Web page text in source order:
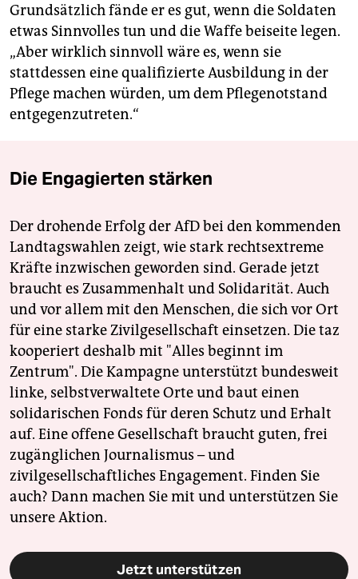
Grundsätzlich fände er es gut, wenn die Soldaten
etwas Sinnvolles tun und die Waffe beiseite legen.
„Aber wirklich sinnvoll wäre es, wenn sie
stattdessen eine qualifizierte Ausbildung in der
Pflege machen würden, um dem Pflegenotstand
entgegenzutreten.“
Die Engagierten stärken
Der drohende Erfolg der AfD bei den kommenden
Landtagswahlen zeigt, wie stark rechtsextreme
Kräfte inzwischen geworden sind. Gerade jetzt
braucht es Zusammenhalt und Solidarität. Auch
und vor allem mit den Menschen, die sich vor Ort
für eine starke Zivilgesellschaft einsetzen. Die taz
kooperiert deshalb mit "Alles beginnt im
Zentrum". Die Kampagne unterstützt bundesweit
linke, selbstverwaltete Orte und baut einen
solidarischen Fonds für deren Schutz und Erhalt
auf. Eine offene Gesellschaft braucht guten, frei
zugänglichen Journalismus – und
zivilgesellschaftliches Engagement. Finden Sie
auch? Dann machen Sie mit und unterstützen Sie
unsere Aktion.
Jetzt unterstützen